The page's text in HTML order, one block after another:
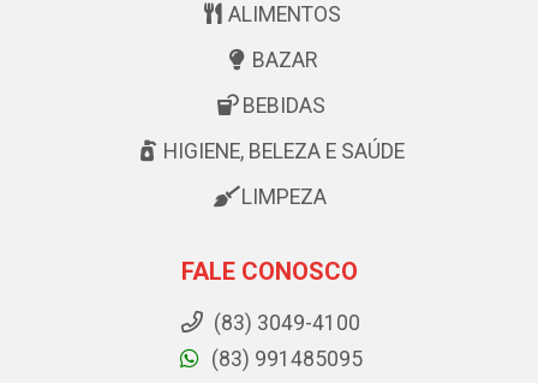
ALIMENTOS
BAZAR
BEBIDAS
HIGIENE, BELEZA E SAÚDE
LIMPEZA
FALE CONOSCO
(83) 3049-4100
(83) 991485095